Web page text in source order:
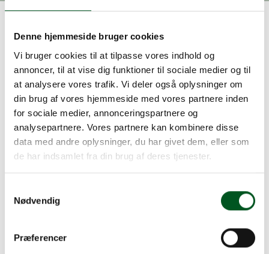
Denne hjemmeside bruger cookies
Vi bruger cookies til at tilpasse vores indhold og
annoncer, til at vise dig funktioner til sociale medier og til
at analysere vores trafik. Vi deler også oplysninger om
din brug af vores hjemmeside med vores partnere inden
for sociale medier, annonceringspartnere og
analysepartnere. Vores partnere kan kombinere disse
data med andre oplysninger, du har givet dem, eller som
de har indsamlet fra din brug af deres tjenester.
Nødvendig
Præferencer
Miljøstyrelsen har besluttet at trække
PFAS-aktivstoffer. Baggrunden er en risiko for, at
midlerne nedbrydes til trifluoreddikesyre (TFA) –
et svært nedbrydeligt stof, som kan ophobes i
grundvandet og potentielt udgøre en risiko for
drikkevandet. Dermed er samtlige 33
sprøjtemidler, som i løbet af 2025 blev sendt til
fornyet vurdering, nu trukket tilbage.
De otte sprøjtemidler, der nu tilbagekaldes, er
Teppeki, DFF, Afinto, Legacy 500 SC, Mateno
Duo SC 600, Sempra SC, Evure Neo og Mavrik.
Den samlede liste og afviklingsfristerne for de 33
Forbuddene får betydelige konsekvenser for
gartnerierhvervet. I frugt- og bærproduktionen er